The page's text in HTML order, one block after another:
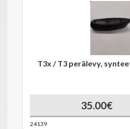
T3x / T3 perälevy,
35.00€
24139